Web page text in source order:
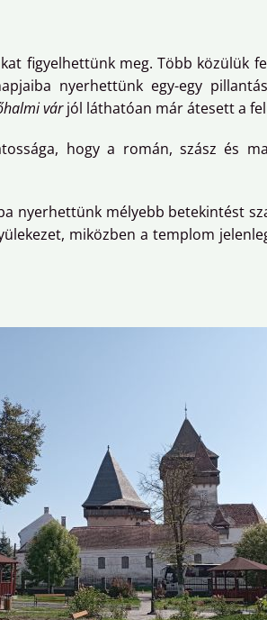
figyelhettünk meg. Több
nyerhettünk egy-egy
várjól láthatóan már átesett a
hogy a román, szász és
nyerhettünk mélyebb betekintést
miközben a templom